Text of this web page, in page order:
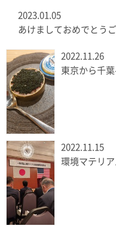
2023.01.05
あけましておめでとうご
2022.11.26
東京から千葉
2022.11.15
環境マテリ